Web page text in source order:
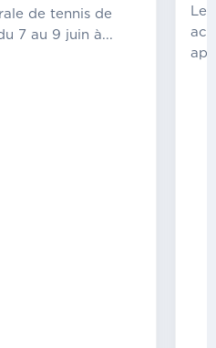
de tennis de
7 au 9 juin à...
Le